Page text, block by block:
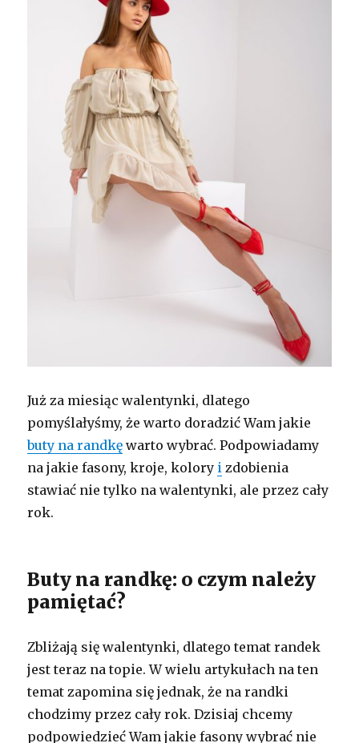
Już za miesiąc walentynki, dlatego
pomyślałyśmy, że warto doradzić Wam jakie
buty na randkę warto wybrać. Podpowiadamy
na jakie fasony, kroje, kolory i zdobienia
stawiać nie tylko na walentynki, ale przez cały
rok.
Buty na randkę: o czym należy
pamiętać?
Zbliżają się walentynki, dlatego temat randek
jest teraz na topie. W wielu artykułach na ten
temat zapomina się jednak, że na randki
chodzimy przez cały rok. Dzisiaj chcemy
podpowiedzieć Wam jakie fasony wybrać nie